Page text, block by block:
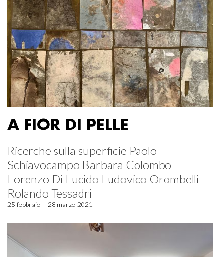
A FIOR DI PELLE
Ricerche sulla superficie Paolo
Schiavocampo Barbara Colombo
Lorenzo Di Lucido Ludovico Orombelli
Rolando Tessadri
25 febbraio – 28 marzo 2021